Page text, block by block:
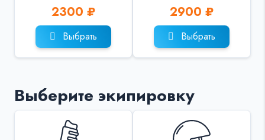
2300 ₽
Выбрать
2900 ₽
Выбрать
Выберите экипировку